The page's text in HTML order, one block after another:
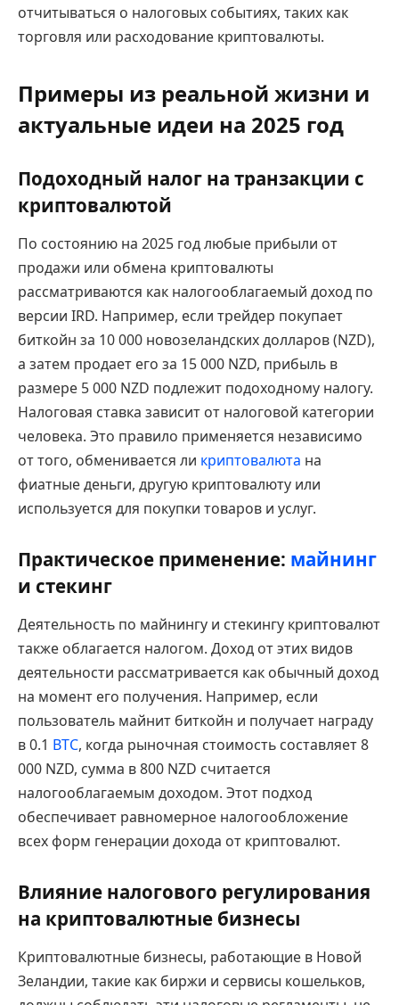
отчитываться о налоговых событиях, таких как
торговля или расходование криптовалюты.
Примеры из реальной жизни и
актуальные идеи на 2025 год
Подоходный налог на транзакции с
криптовалютой
По состоянию на 2025 год любые прибыли от
продажи или обмена криптовалюты
рассматриваются как налогооблагаемый доход по
версии IRD. Например, если трейдер покупает
биткойн за 10 000 новозеландских долларов (NZD),
а затем продает его за 15 000 NZD, прибыль в
размере 5 000 NZD подлежит подоходному налогу.
Налоговая ставка зависит от налоговой категории
человека. Это правило применяется независимо
от того, обменивается ли криптовалюта на
фиатные деньги, другую криптовалюту или
используется для покупки товаров и услуг.
Практическое применение: майнинг
и стекинг
Деятельность по майнингу и стекингу криптовалют
также облагается налогом. Доход от этих видов
деятельности рассматривается как обычный доход
на момент его получения. Например, если
пользователь майнит биткойн и получает награду
в 0.1 BTC, когда рыночная стоимость составляет 8
000 NZD, сумма в 800 NZD считается
налогооблагаемым доходом. Этот подход
обеспечивает равномерное налогообложение
всех форм генерации дохода от криптовалют.
Влияние налогового регулирования
на криптовалютные бизнесы
Криптовалютные бизнесы, работающие в Новой
Зеландии, такие как биржи и сервисы кошельков,